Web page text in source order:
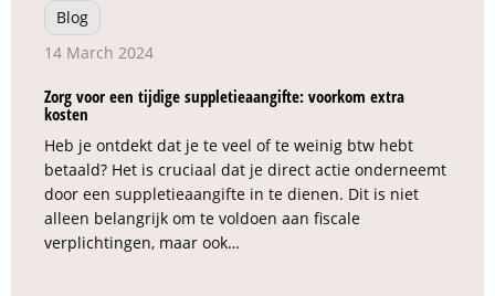
Blog
14 March 2024
Zorg voor een tijdige suppletieaangifte: voorkom extra
kosten
Heb je ontdekt dat je te veel of te weinig btw hebt
betaald? Het is cruciaal dat je direct actie onderneemt
door een suppletieaangifte in te dienen. Dit is niet
alleen belangrijk om te voldoen aan fiscale
verplichtingen, maar ook…